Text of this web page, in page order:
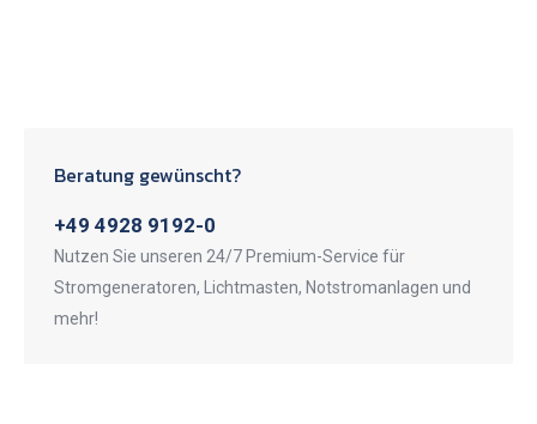
Beratung gewünscht?
+49 4928 9192-0
Nutzen Sie unseren 24/7 Premium-Service für
Stromgeneratoren, Lichtmasten, Notstromanlagen und
mehr!